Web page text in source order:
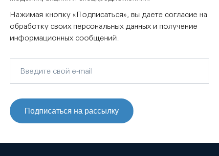
Нажимая кнопку «Подписаться», вы даете согласие на
обработку своих персональных данных и получение
информационных сообщений.
Подписаться на рассылку